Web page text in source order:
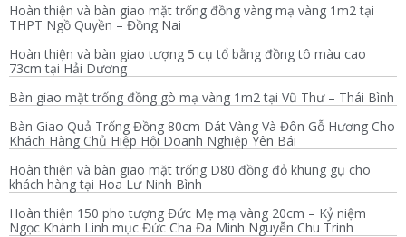
Hoàn thiện và bàn giao mặt trống đồng vàng mạ vàng 1m2 tại
THPT Ngồ Quyền – Đồng Nai
Hoàn thiện và bàn giao tượng 5 cụ tổ bằng đồng tô màu cao
73cm tại Hải Dương
Bàn giao mặt trống đồng gò mạ vàng 1m2 tại Vũ Thư – Thái Bình
Bàn Giao Quả Trống Đồng 80cm Dát Vàng Và Đôn Gỗ Hương Cho
Khách Hàng Chủ Hiệp Hội Doanh Nghiệp Yên Bái
Hoàn thiện và bàn giao mặt trống D80 đồng đỏ khung gụ cho
khách hàng tại Hoa Lư Ninh Bình
Hoàn thiện 150 pho tượng Đức Mẹ mạ vàng 20cm – Kỷ niệm
Ngọc Khánh Linh mục Đức Cha Đa Minh Nguyễn Chu Trinh